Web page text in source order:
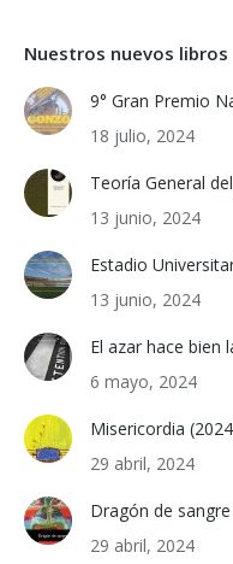
Nuestros nuevos libros
9° Gran Premio
18 julio, 2024
Teoría General
13 junio, 2024
Estadio
13 junio, 2024
El azar hace bien
6 mayo, 2024
Misericordia
29 abril, 2024
Dragón de
29 abril, 2024